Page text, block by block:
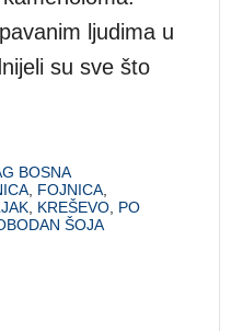
ljudima u
su sve što
BOSNA
FOJNICA
KREŠEVO PO
ŠOJA